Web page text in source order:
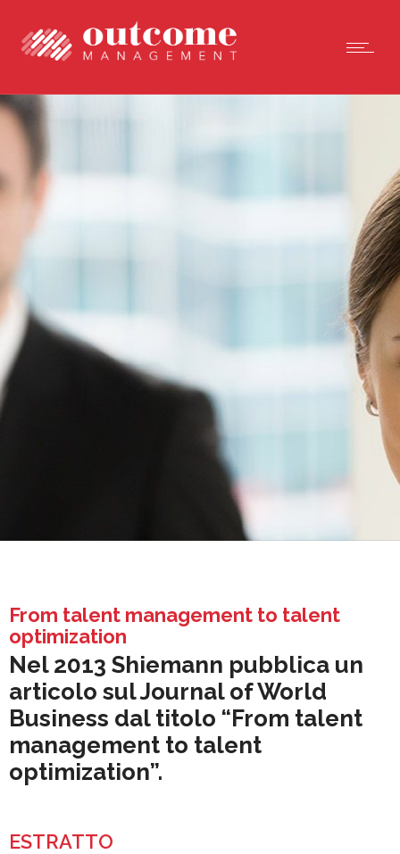
From talent management to talent
optimization
Nel 2013 Shiemann pubblica un
articolo sul Journal of World
Business dal titolo “From talent
management to talent
optimization”.
ESTRATTO